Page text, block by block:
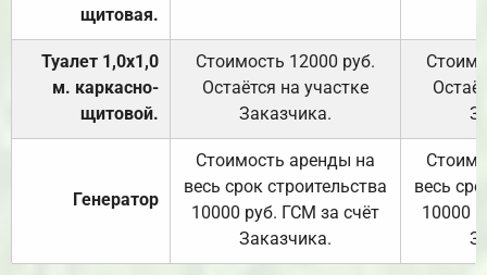
щитовая.
Туалет 1,0х1,0
м. каркасно-
щитовой.
Стоимость 12000 руб.
Остаётся на участке
Заказчика.
Генератор
Стоимость аренды на
весь срок строительства
10000 руб. ГСМ за счёт
Заказчика.
весь
10000